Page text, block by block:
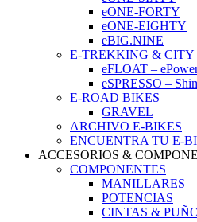
eONE-FORTY
eONE-EIGHTY
eBIG.NINE
E-TREKKING & CITY
eFLOAT –
eSPRESSO –
E-ROAD BIKES
GRAVEL
ARCHIVO E-BIKES
ENCUENTRA TU E-
ACCESORIOS &
COMPONENTES
MANILLARES
POTENCIAS
CINTAS &